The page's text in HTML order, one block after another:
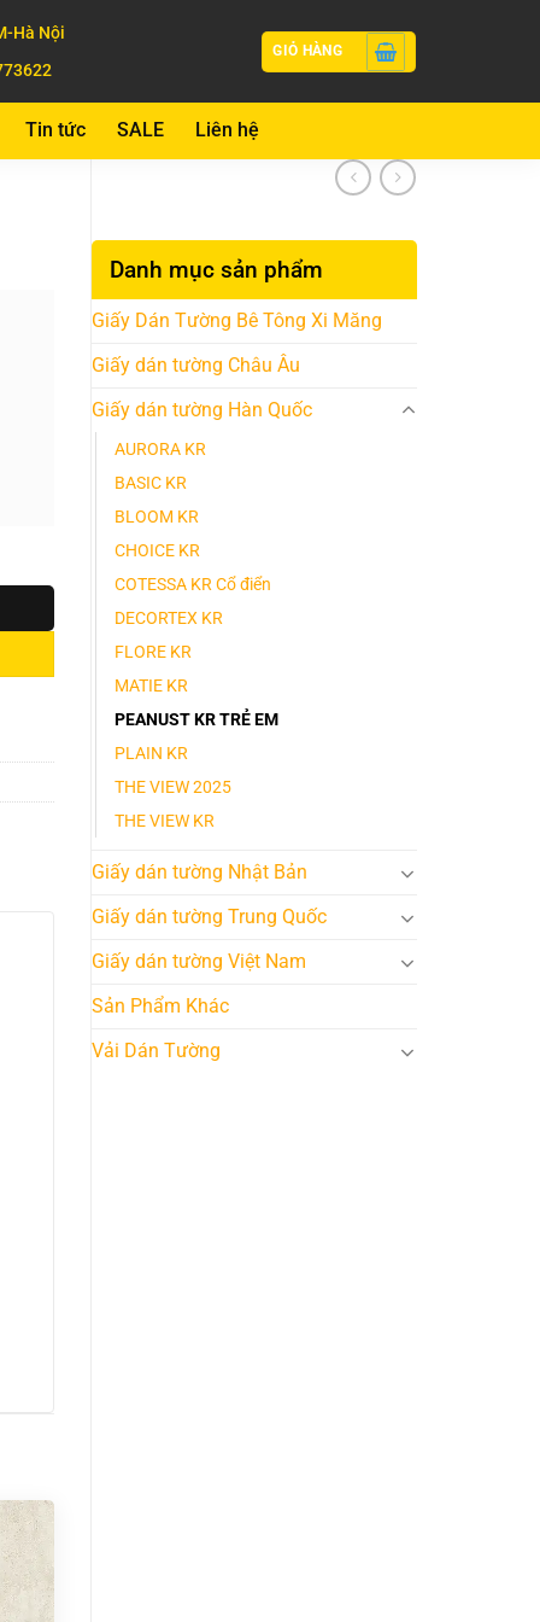
Hà Nội
GIỎ HÀNG
Tin tức SALE Liên hệ
Danh mục sản phẩm
Giấy Dán Tường Bê Tông Xi Măng
Giấy dán tường Châu Âu
Giấy dán tường Hàn Quốc
AURORA KR
BASIC KR
BLOOM KR
CHOICE KR
COTESSA KR Cổ điển
DECORTEX KR
FLORE KR
MATIE KR
PEANUST KR TRẺ EM
PLAIN KR
THE VIEW 2025
THE VIEW KR
Giấy dán tường Nhật Bản
Giấy dán tường Trung Quốc
Giấy dán tường Việt Nam
Sản Phẩm Khác
Vải Dán Tường